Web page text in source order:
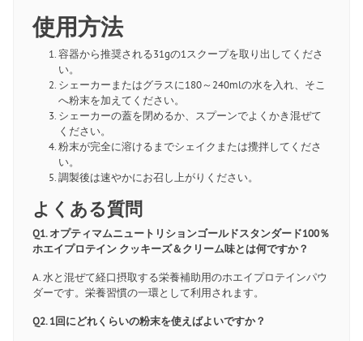
使用方法
容器から推奨される31gの1スクープを取り出してくださ
い。
シェーカーまたはグラスに180～240mlの水を入れ、そこ
へ粉末を加えてください。
シェーカーの蓋を閉めるか、スプーンでよくかき混ぜて
ください。
粉末が完全に溶けるまでシェイクまたは攪拌してくださ
い。
調製後は速やかにお召し上がりください。
よくある質問
Q1. オプティマムニュートリションゴールドスタンダード100％
ホエイプロテイン クッキーズ＆クリーム味とは何ですか？
A. 水と混ぜて経口摂取する栄養補助用のホエイプロテインパウ
ダーです。栄養習慣の一環として利用されます。
Q2. 1回にどれくらいの粉末を使えばよいですか？